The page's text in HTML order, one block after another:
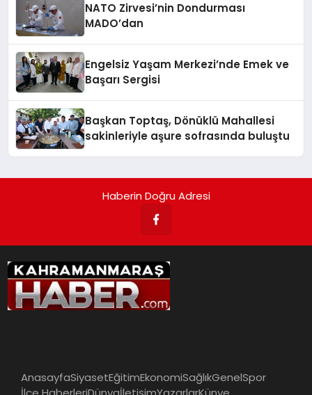
NATO Zirvesi’nin Dondurması
MADO’dan
Engelsiz Yaşam Merkezi’nde Emek ve
Başarı Sergisi
Başkan Toptaş, Dönüklü Mahallesi
sakinleriyle aşure sofrasında buluştu
Haberin Doğru Adresi
AnasayfaSiyasetEğitimEkonomiSağlıkGenelSpor